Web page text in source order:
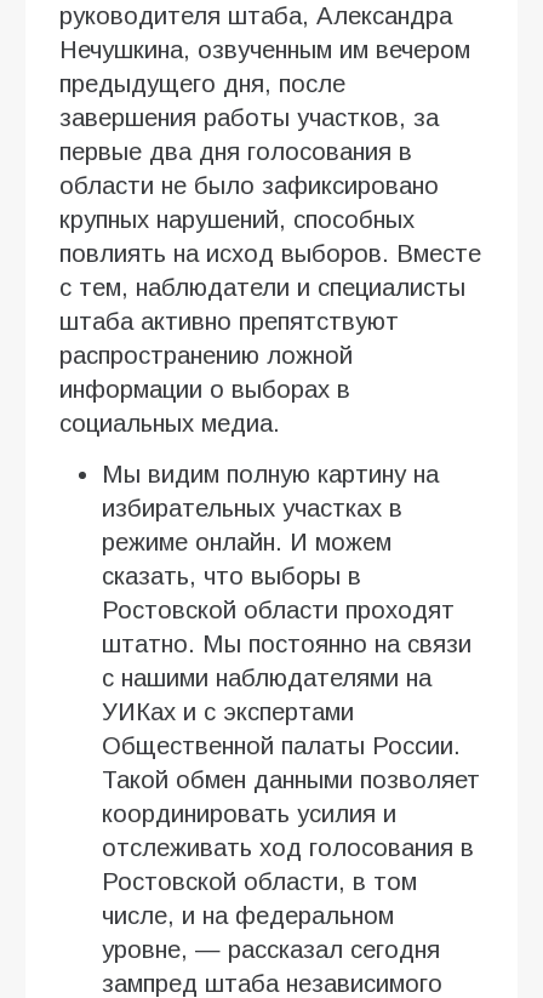
руководителя штаба, Александра
Нечушкина, озвученным им вечером
предыдущего дня, после
завершения работы участков, за
первые два дня голосования в
области не было зафиксировано
крупных нарушений, способных
повлиять на исход выборов. Вместе
с тем, наблюдатели и специалисты
штаба активно препятствуют
распространению ложной
информации о выборах в
социальных медиа.
Мы видим полную картину на
избирательных участках в
режиме онлайн. И можем
сказать, что выборы в
Ростовской области проходят
штатно. Мы постоянно на связи
с нашими наблюдателями на
УИКах и с экспертами
Общественной палаты России.
Такой обмен данными позволяет
координировать усилия и
отслеживать ход голосования в
Ростовской области, в том
числе, и на федеральном
уровне, — рассказал сегодня
зампред штаба независимого